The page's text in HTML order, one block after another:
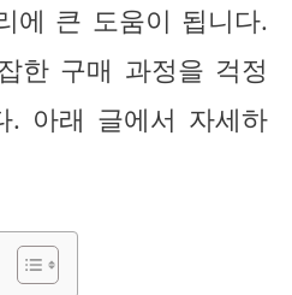
에 큰 도움이 됩니다.
한 구매 과정을 걱정
. 아래 글에서 자세하